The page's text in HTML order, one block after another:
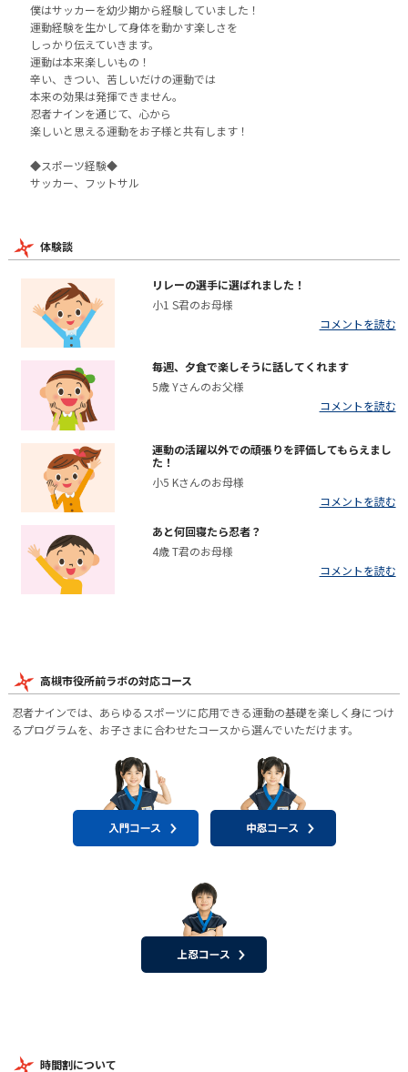
僕はサッカーを幼少期から経験していました！
運動経験を生かして身体を動かす楽しさを
しっかり伝えていきます。
運動は本来楽しいもの！
辛い、きつい、苦しいだけの運動では
本来の効果は発揮できません。
忍者ナインを通じて、心から
楽しいと思える運動をお子様と共有します！
◆スポーツ経験◆
サッカー、フットサル
体験談
リレーの選手に選ばれました！
小1 S君のお母様
コメントを読む
毎週、夕食で楽しそうに話してくれます
5歳 Yさんのお父様
コメントを読む
運動の活躍以外での頑張りを評価してもらえまし
た！
小5 Kさんのお母様
コメントを読む
あと何回寝たら忍者？
4歳 T君のお母様
コメントを読む
高槻市役所前ラボの対応コース
忍者ナインでは、あらゆるスポーツに応用できる運動の基礎を楽しく身につけ
るプログラムを、お子さまに合わせたコースから選んでいただけます。
時間割について